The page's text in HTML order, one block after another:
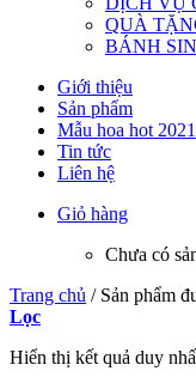
QUÀ
BÁNH
Giới thiệu
Sản phẩm
Mẫu hoa hot 2021
Tin tức
Liên hệ
Giỏ hàng
Chưa có
Trang chủ /Sản phẩm
Lọc
Hiển thị kết quả duy